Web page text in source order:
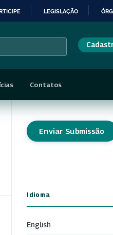
LEGISLAÇÃO
Contatos
Enviar Submissão
Idioma
English